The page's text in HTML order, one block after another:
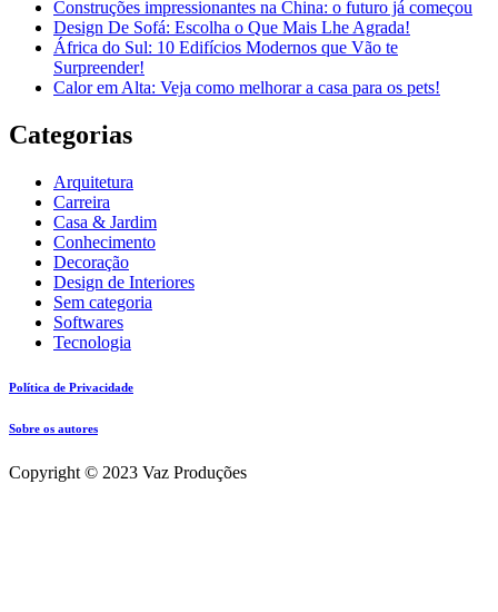
Construções impressionantes na China: o futuro já começou
Design De Sofá: Escolha o Que Mais Lhe Agrada!
África do Sul: 10 Edifícios Modernos que Vão te
Surpreender!
Calor em Alta: Veja como melhorar a casa para os pets!
Categorias
Arquitetura
Carreira
Casa & Jardim
Conhecimento
Decoração
Design de Interiores
Sem categoria
Softwares
Tecnologia
Política de Privacidade
Sobre os autores
Copyright © 2023 Vaz Produções